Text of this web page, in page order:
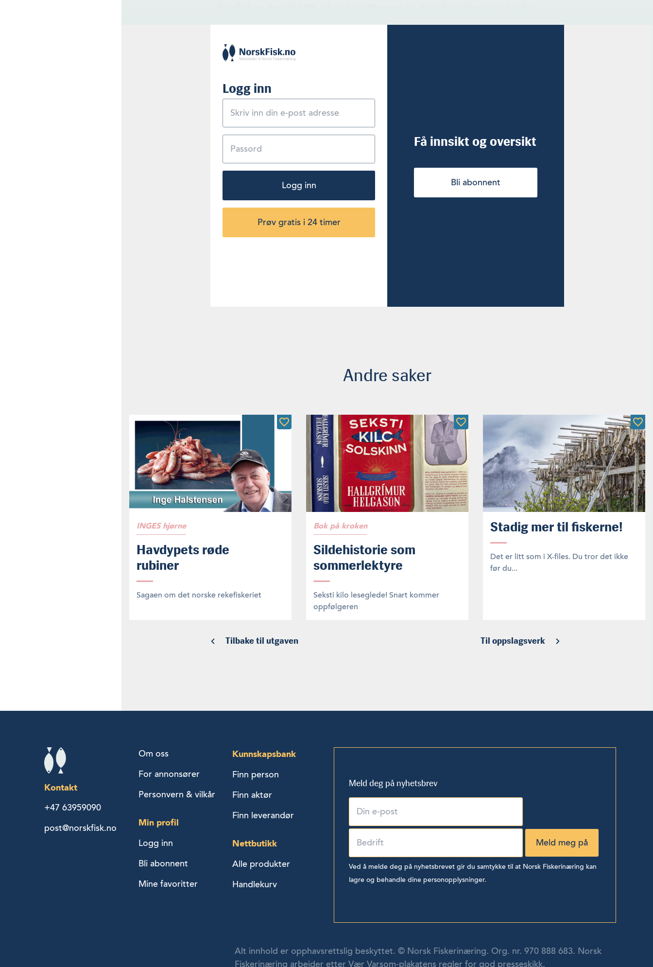
Logg inn
Logg inn
Prøv gratis i 24 timer
Få innsikt og oversikt
Bli abonnent
Andre saker
INGES hjørne
Havdypets røde
rubiner
Sagaen om det norske rekefiskeriet
Bok på kroken
Sildehistorie som
sommerlektyre
Seksti kilo leseglede! Snart kommer
oppfølgeren
Stadig mer til fiskerne!
Det er litt som i X-files. Du tror det ikke
før du...
Tilbake til utgaven Til oppslagsverk
Kontakt
+47 63959090
post@norskfisk.no
Om oss
For annonsører
Personvern & vilkår
Min profil
Logg inn
Bli abonnent
Mine favoritter
Kunnskapsbank
Finn person
Finn aktør
Finn leverandør
Nettbutikk
Alle produkter
Handlekurv
Meld deg på nyhetsbrev
Ved å melde deg på nyhetsbrevet gir du samtykke til at Norsk Fiskerinæring kan
lagre og behandle dine personopplysninger.
Alt innhold er opphavsrettslig beskyttet. © Norsk Fiskerinæring. Org. nr. 970 888 683. Norsk
Fiskerinæring arbeider etter Vær Varsom-plakatens regler for god presseskikk.